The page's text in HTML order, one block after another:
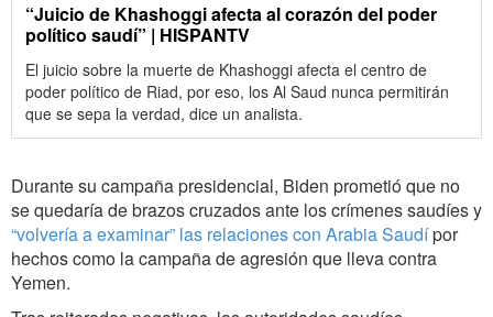
“Juicio de Khashoggi afecta al corazón del poder
político saudí” | HISPANTV
El juicio sobre la muerte de Khashoggi afecta el centro de
poder político de Riad, por eso, los Al Saud nunca permitirán
que se sepa la verdad, dice un analista.
Durante su campaña presidencial, Biden prometió que no
se quedaría de brazos cruzados ante los crímenes saudíes y
“volvería a examinar” las relaciones con Arabia Saudípor
hechos como la campaña de agresión que lleva contra
Yemen.